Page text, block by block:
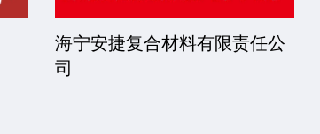
海宁安捷复合材料有限责任公
司